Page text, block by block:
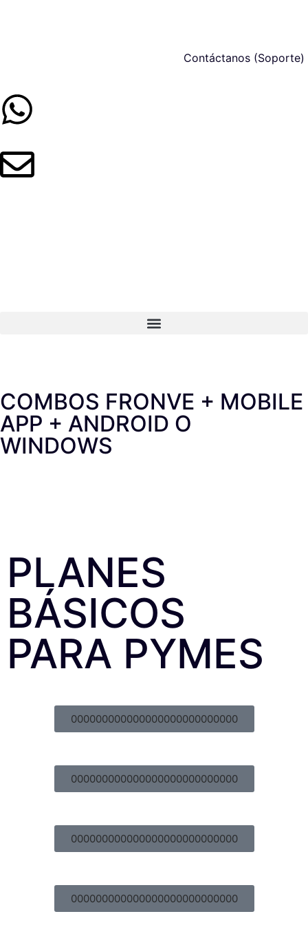
Contáctanos (Soporte)
COMBOS FRONVE + MOBILE
APP + ANDROID O
WINDOWS
PLANES
BÁSICOS
PARA PYMES
000000000000000000000000000
000000000000000000000000000
000000000000000000000000000
000000000000000000000000000